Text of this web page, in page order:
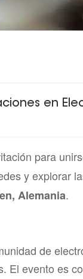
en
para
y explorar
Alemania.
de
El evento es